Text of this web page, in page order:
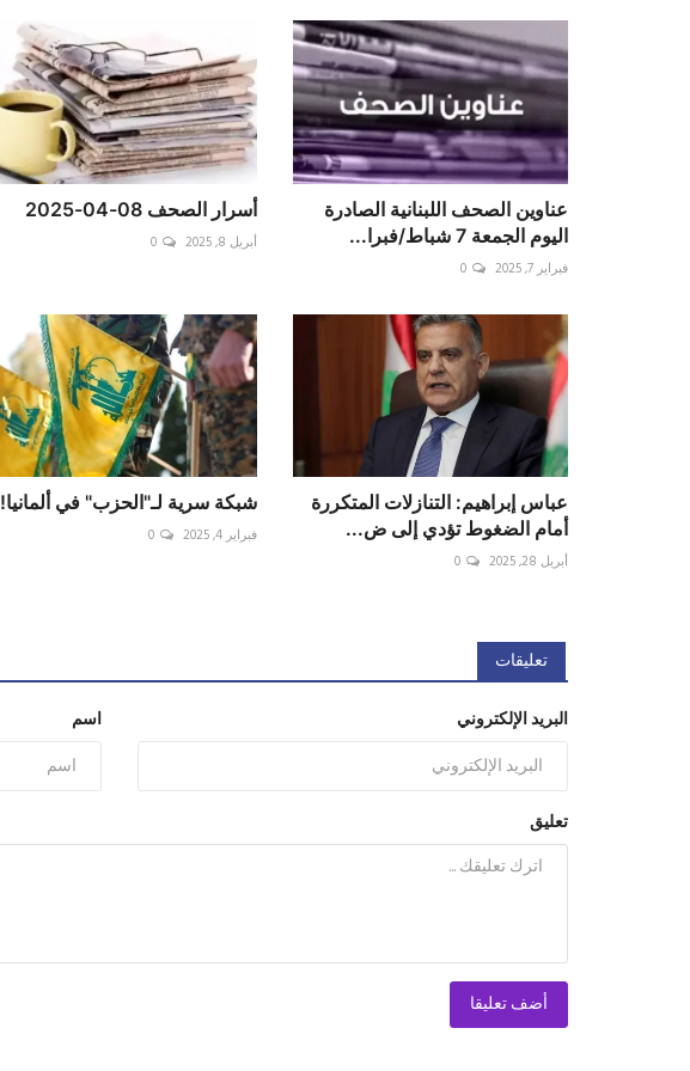
عناوين الصحف اللبنانية الصادرة
اليوم الجمعة 7 شباط/فبرا...
فبراير 7, 2025 0
أسرار الصحف 08-04-2025
أبريل 8, 2025 0
عباس إبراهيم: التنازلات المتكررة
أمام الضغوط تؤدي إلى ض...
أبريل 28, 2025 0
شبكة سرية لـ"الحزب" في ألمانيا!
فبراير 4, 2025 0
تعليقات
اسم البريد الإلكتروني
تعليق
أضف تعليقا